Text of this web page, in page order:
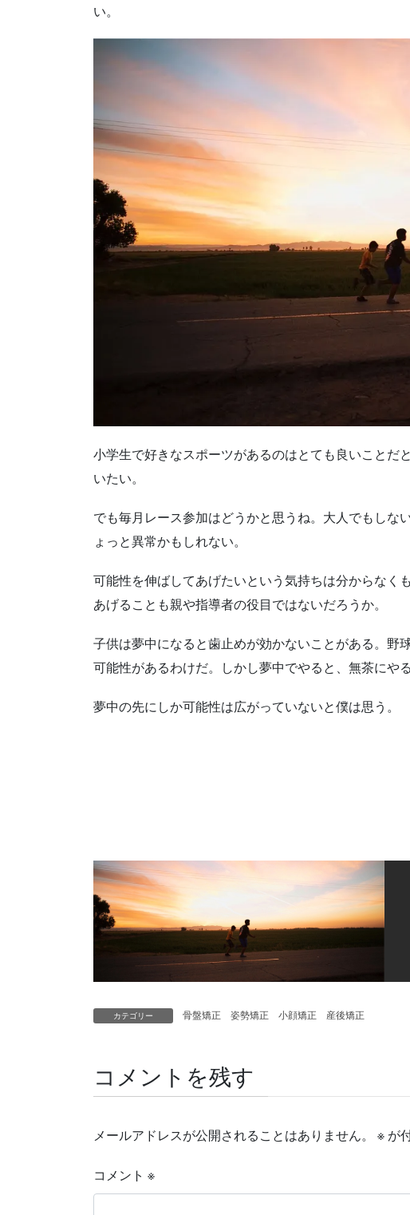
い。
小学生で好きなスポーツがあるのはとても良いことだ
いたい。
でも毎月レース参加はどうかと思うね。大人でもしな
ょっと異常かもしれない。
可能性を伸ばしてあげたいという気持ちは分からなく
あげることも親や指導者の役目ではないだろうか。
子供は夢中になると歯止めが効かないことがある。野
可能性があるわけだ。しかし夢中でやると、無茶にや
夢中の先にしか可能性は広がっていないと僕は思う。
カテゴリー 骨盤矯正 姿勢矯正 小顔矯正 産後矯正
コメントを残す
メールアドレスが公開されることはありません。 ※ が
コメント ※